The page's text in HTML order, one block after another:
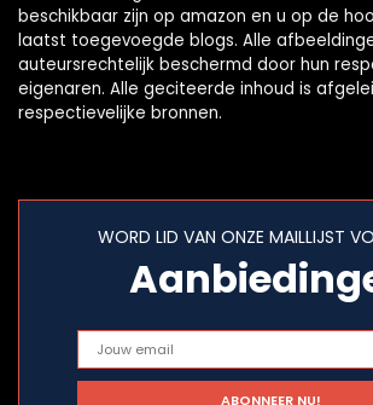
beschikbaar zijn op amazon en u op de
laatst toegevoegde blogs. Alle
auteursrechtelijk beschermd door hun
eigenaren. Alle geciteerde inhoud is
respectievelijke bronnen.
WORD LID VAN ONZE MAILLIJST